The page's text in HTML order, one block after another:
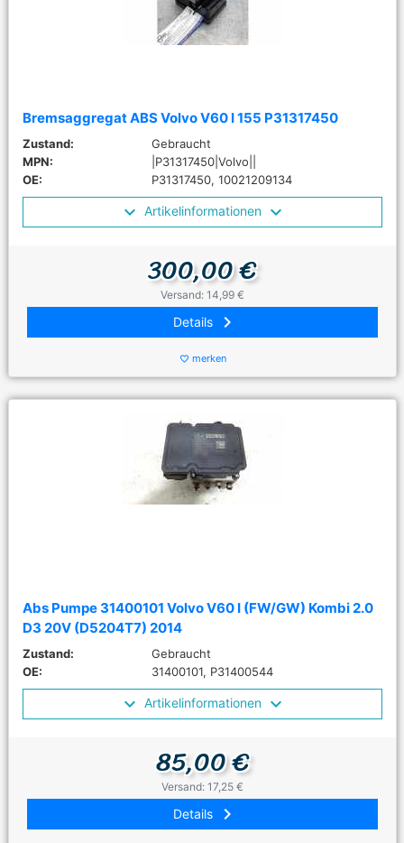
Bremsaggregat ABS Volvo V60 I 155 P31317450
Zustand:
Gebraucht
MPN:
|P31317450|Volvo||
OE:
P31317450, 10021209134
Artikelinformationen
300,00 €
Versand: 14,99 €
Details keyboard_arrow_right
favorite_border merken
Abs Pumpe 31400101 Volvo V60 I (FW/GW) Kombi 2.0
D3 20V (D5204T7) 2014
Zustand:
Gebraucht
OE:
31400101, P31400544
Artikelinformationen
85,00 €
Versand: 17,25 €
Details keyboard_arrow_right